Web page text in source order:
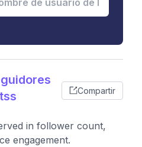
Compartir
in follower count,
engagement.